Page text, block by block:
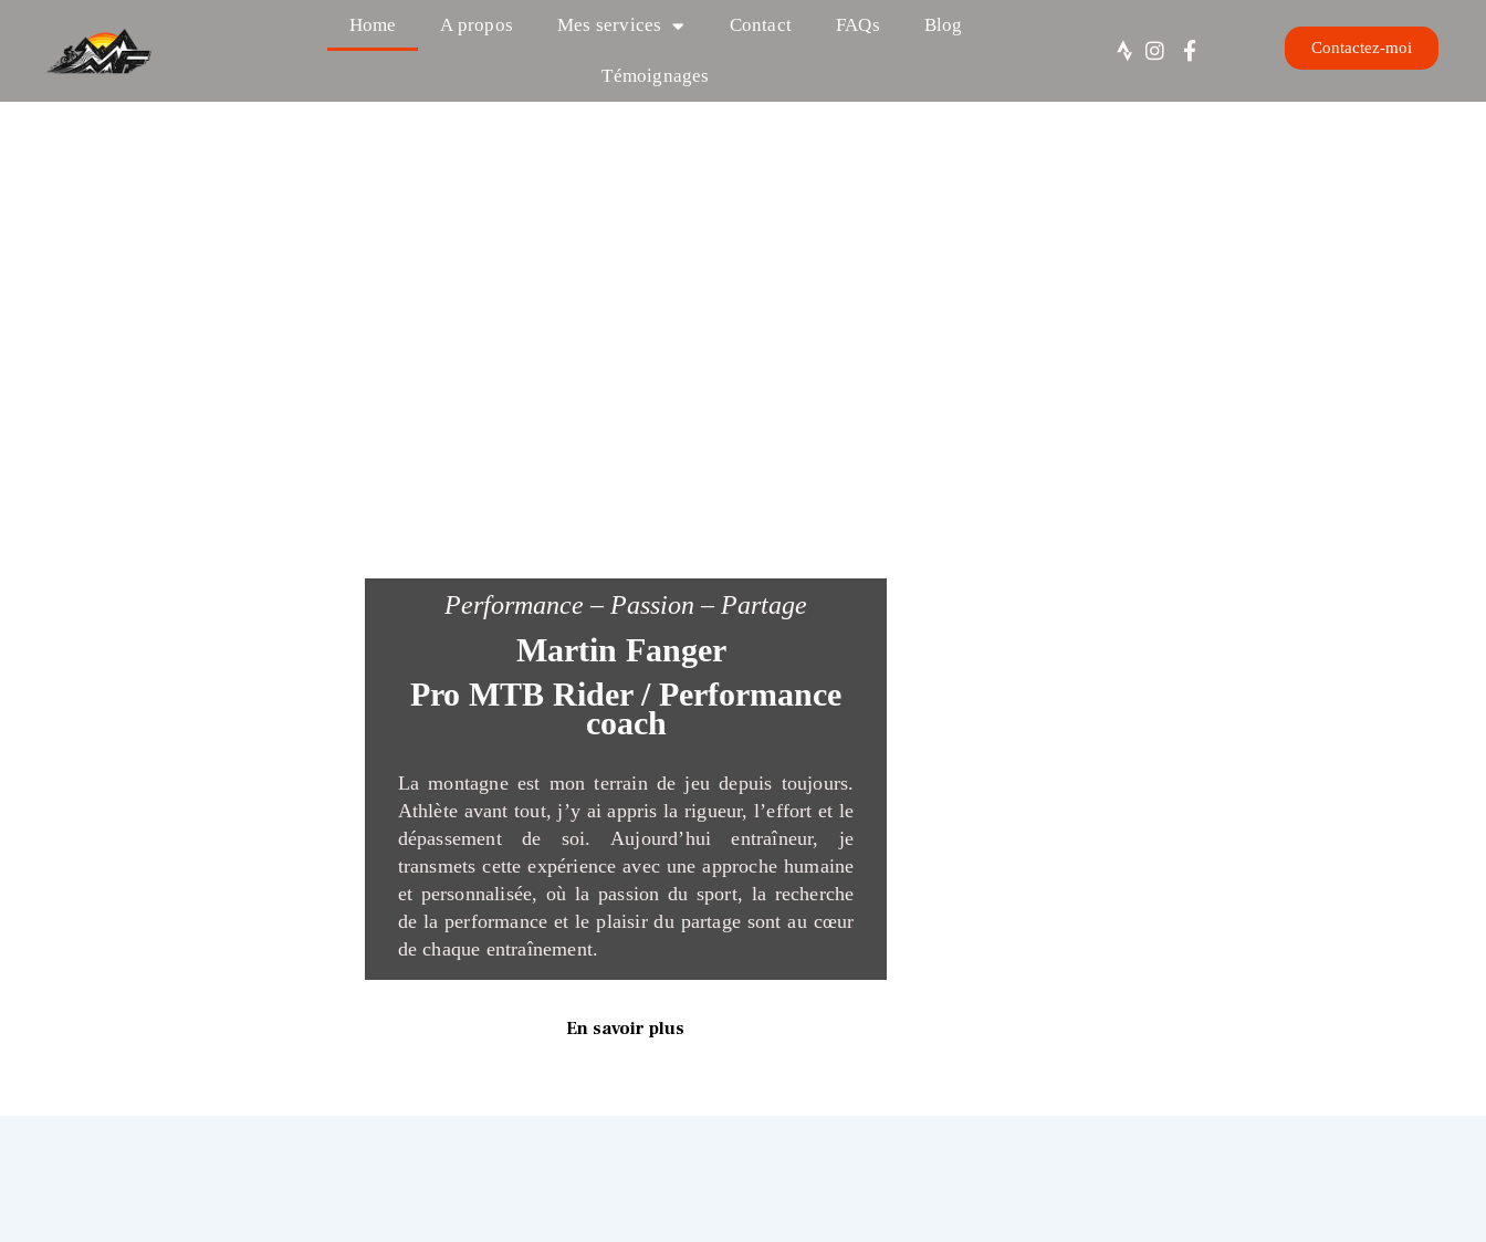
Home A propos Mes services Contact FAQs Blog
Témoignages
Contactez-moi
Performance – Passion – Partage
Martin Fanger
Pro MTB Rider / Performance
coach
La montagne est mon terrain de jeu depuis toujours.
Athlète avant tout, j’y ai appris la rigueur, l’effort et le
dépassement de soi. Aujourd’hui entraîneur, je
transmets cette expérience avec une approche humaine
et personnalisée, où la passion du sport, la recherche
de la performance et le plaisir du partage sont au cœur
de chaque entraînement.
En savoir plus